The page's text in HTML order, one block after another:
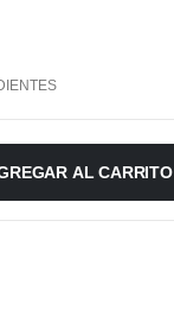
AL CARRITO